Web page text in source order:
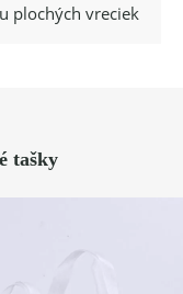
plochých vreciek
tašky